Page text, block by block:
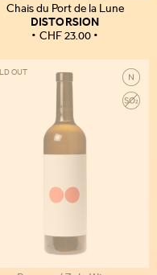
Chais du Port de la Lune
DISTORSION
CHF23.00
OUT